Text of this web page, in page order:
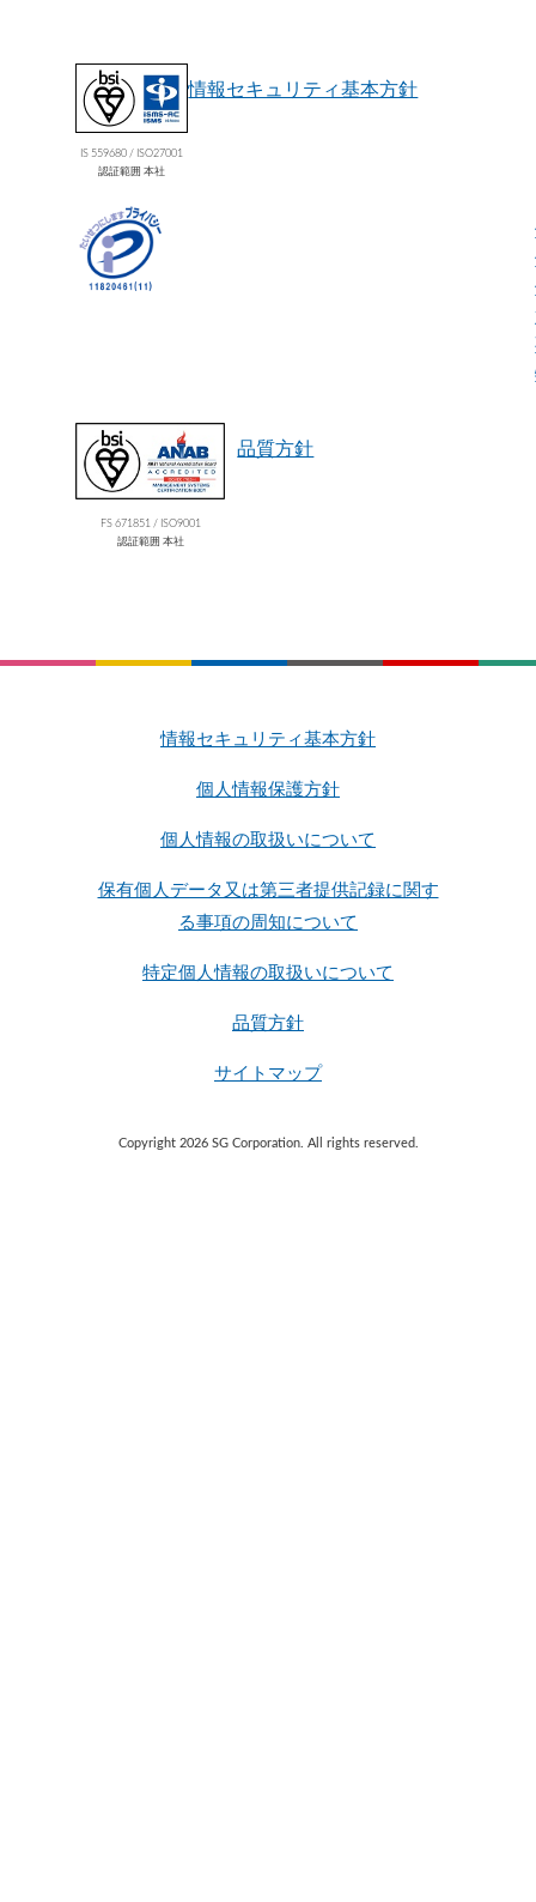
IS 559680 / ISO27001
認証範囲 本社
情報セキュリティ基本方針
FS 671851 / ISO9001
認証範囲 本社
品質方針
情報セキュリティ基本方針
個人情報保護方針
個人情報の取扱いについて
保有個人データ又は第三者提供記録に関す
る事項の周知について
特定個人情報の取扱いについて
品質方針
サイトマップ
Copyright 2026 SG Corporation. All rights reserved.